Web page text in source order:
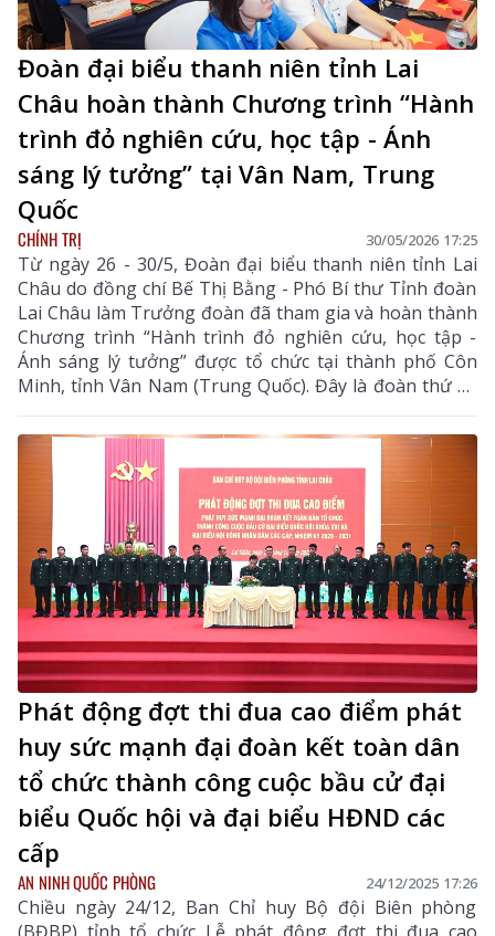
Đoàn đại biểu thanh niên tỉnh Lai
Châu hoàn thành Chương trình “Hành
trình đỏ nghiên cứu, học tập - Ánh
sáng lý tưởng” tại Vân Nam, Trung
Quốc
CHÍNH TRỊ 30/05/2026 17:25
Từ ngày 26 - 30/5, Đoàn đại biểu thanh niên tỉnh Lai
Châu do đồng chí Bế Thị Bằng - Phó Bí thư Tỉnh đoàn
Lai Châu làm Trưởng đoàn đã tham gia và hoàn thành
Chương trình “Hành trình đỏ nghiên cứu, học tập -
Ánh sáng lý tưởng” được tổ chức tại thành phố Côn
Minh, tỉnh Vân Nam (Trung Quốc). Đây là đoàn thứ 10
tham gia “Hành trình đỏ” kể từ khi chương trình được
phát động từ năm 2025 đến nay.
Phát động đợt thi đua cao điểm phát
huy sức mạnh đại đoàn kết toàn dân
tổ chức thành công cuộc bầu cử đại
biểu Quốc hội và đại biểu HĐND các
cấp
AN NINH QUỐC PHÒNG 24/12/2025 17:26
Chiều ngày 24/12, Ban Chỉ huy Bộ đội Biên phòng